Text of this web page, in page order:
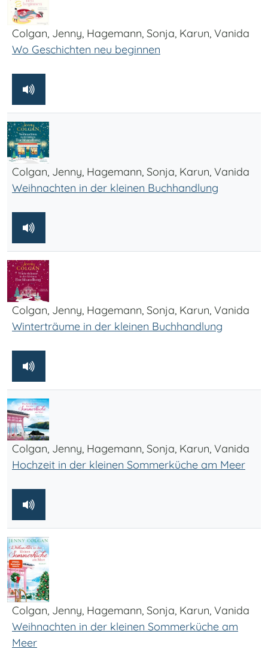
Colgan, Jenny, Hagemann, Sonja, Karun, Vanida
Wo Geschichten neu beginnen
Colgan, Jenny, Hagemann, Sonja, Karun, Vanida
Weihnachten in der kleinen Buchhandlung
Colgan, Jenny, Hagemann, Sonja, Karun, Vanida
Winterträume in der kleinen Buchhandlung
Colgan, Jenny, Hagemann, Sonja, Karun, Vanida
Hochzeit in der kleinen Sommerküche am Meer
Colgan, Jenny, Hagemann, Sonja, Karun, Vanida
Weihnachten in der kleinen Sommerküche am
Meer